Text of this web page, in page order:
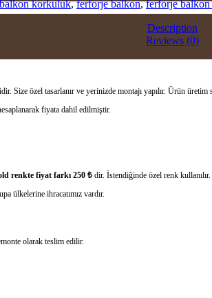
korkuluk,ferforje balkon,ferforje
Description
Reviews (0)
Size özel tasarlanır ve yerinizde montajı yapılır. Ürün üretim
fiyata dahil edilmiştir.
renkte fiyat farkı 250 ₺dir. İstendiğinde özel renk kullanılır.
ülkelerine ihracatımız vardır.
olarak teslim edilir.